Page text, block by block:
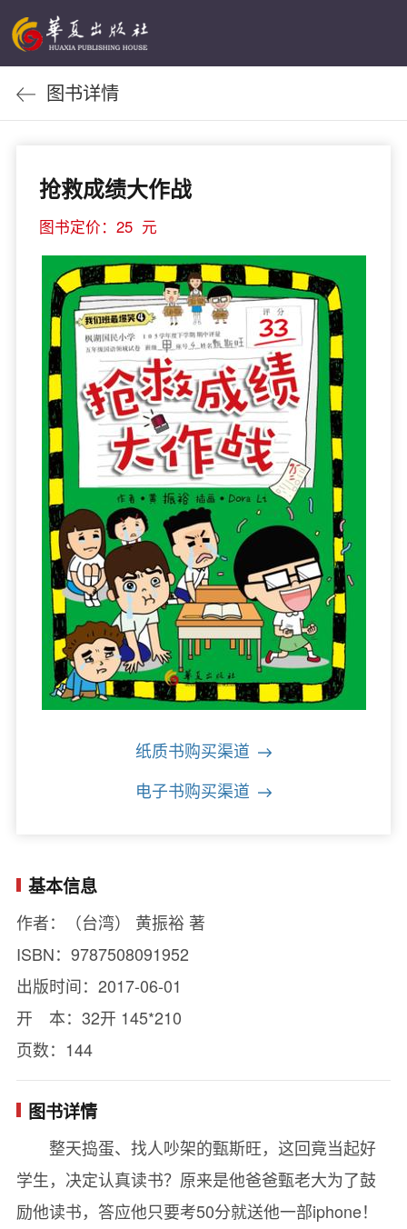
图书详情
抢救成绩大作战
图书定价：25 元
纸质书购买渠道
电子书购买渠道
基本信息
作者：（台湾） 黄振裕 著
ISBN：9787508091952
出版时间：2017-06-01
开 本：32开 145*210
页数：144
图书详情
整天捣蛋、找人吵架的甄斯旺，这回竟当起好
学生，决定认真读书？原来是他爸爸甄老大为了鼓
励他读书，答应他只要考50分就送他一部iphone！